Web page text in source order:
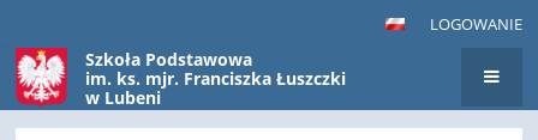
LOGOWANIE
Szkoła Podstawowa
im. ks. mjr. Franciszka Łuszczki
w Lubeni